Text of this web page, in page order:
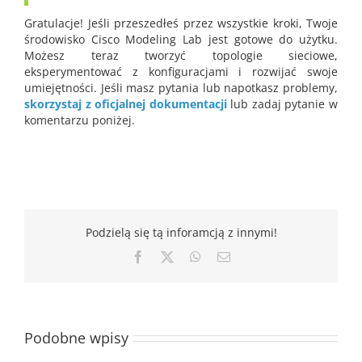
Gratulacje! Jeśli przeszedłeś przez wszystkie kroki, Twoje
środowisko Cisco Modeling Lab jest gotowe do użytku.
Możesz teraz tworzyć topologie sieciowe,
eksperymentować z konfiguracjami i rozwijać swoje
umiejętności. Jeśli masz pytania lub napotkasz problemy,
skorzystaj z oficjalnej dokumentacjilub zadaj pytanie w
komentarzu poniżej.
Podzielą się tą inforamcją z innymi!
Facebook WhatsApp
Email
Podobne wpisy